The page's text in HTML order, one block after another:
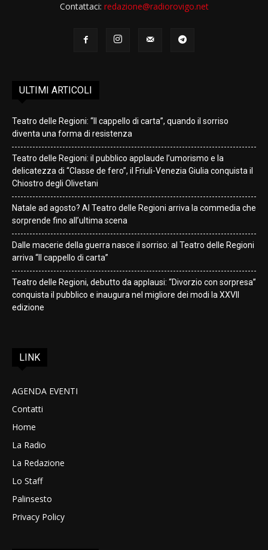
Contattaci: redazione@radiorovigo.net
ULTIMI ARTICOLI
Teatro delle Regioni: “Il cappello di carta”, quando il sorriso
diventa una forma di resistenza
Teatro delle Regioni: il pubblico applaude l’umorismo e la
delicatezza di “Classe de fero”, il Friuli-Venezia Giulia conquista il
Chiostro degli Olivetani
Natale ad agosto? Al Teatro delle Regioni arriva la commedia che
sorprende fino all’ultima scena
Dalle macerie della guerra nasce il sorriso: al Teatro delle Regioni
arriva “Il cappello di carta”
Teatro delle Regioni, debutto da applausi: “Divorzio con sorpresa”
conquista il pubblico e inaugura nel migliore dei modi la XXVII
edizione
LINK
AGENDA EVENTI
Contatti
Home
La Radio
La Redazione
Lo Staff
Palinsesto
Privacy Policy